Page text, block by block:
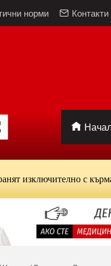
норми Контакти
с кърма до 6-